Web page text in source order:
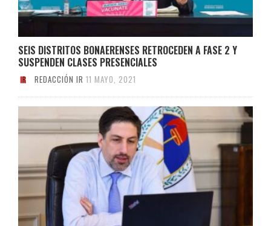
SEIS DISTRITOS BONAERENSES RETROCEDEN A FASE 2 Y
SUSPENDEN CLASES PRESENCIALES
REDACCIÓN IR 11 MAYO, 2021